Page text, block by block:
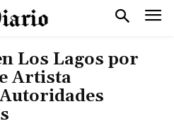
Los Lagos por
Artista